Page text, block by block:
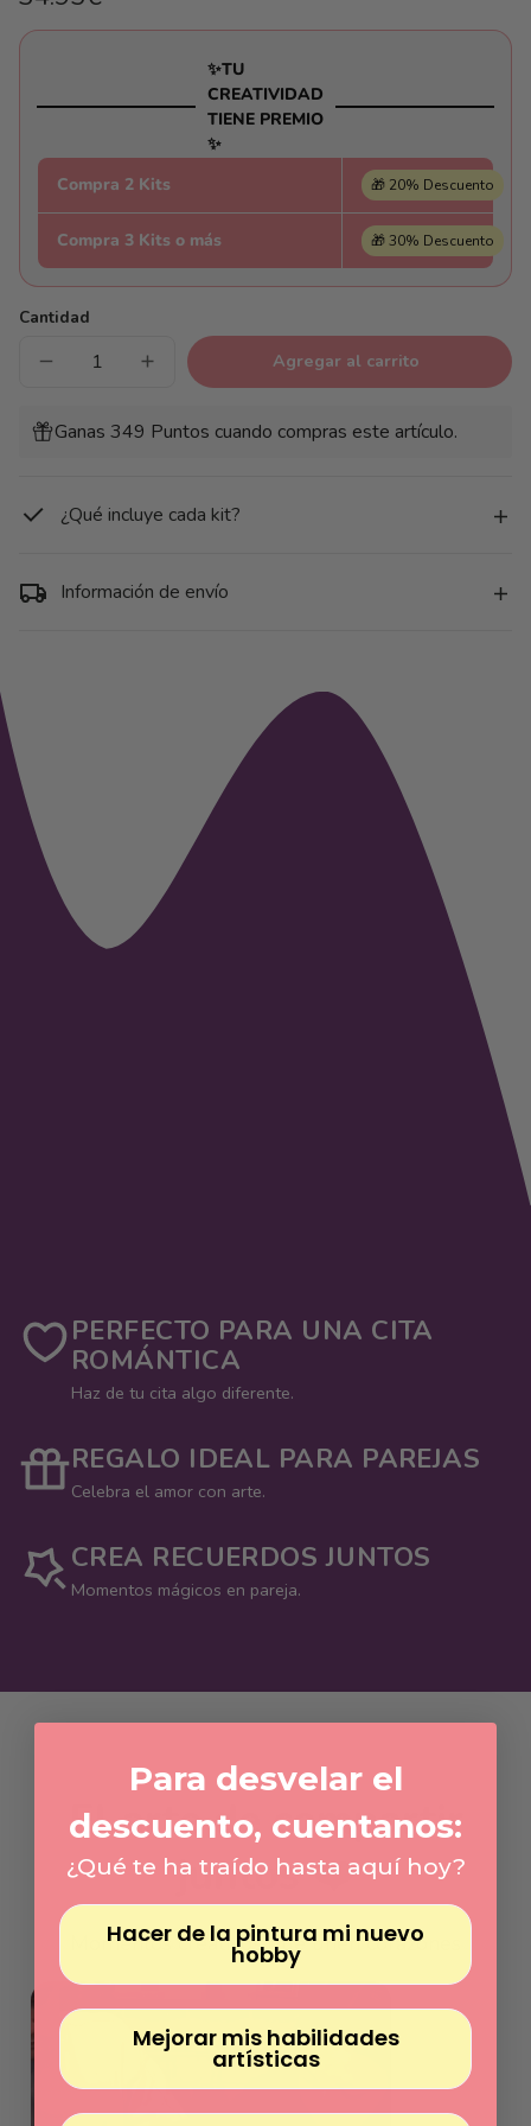
habitual
Precio
unitario
por
✨TU
CREATIVIDAD
TIENE PREMIO
✨
Compra 2 Kits
🎁 20% Descuento
Compra 3 Kits o más 🎁 30% Descuento
Cantidad
Reducir
Paisaje
San
Aumentar
cantidad
Paisaje
San
Agregar al carrito
Ganas 349 Puntos cuando compras este artículo.
¿Qué incluye cada kit?
Información de envío
PERFECTO PARA UNA CITA
ROMÁNTICA
Haz de tu cita algo diferente.
REGALO IDEAL PARA PAREJAS
Celebra el amor con arte.
CREA RECUERDOS JUNTOS
Momentos mágicos en pareja.
El arte de compartir
juntos ❤️
Momentos creativos que unen corazones
Para desvelar el
descuento, cuentanos:
¿Qué te ha traído hasta aquí hoy?
Hacer de la pintura mi nuevo
hobby
Mejorar mis habilidades
artísticas